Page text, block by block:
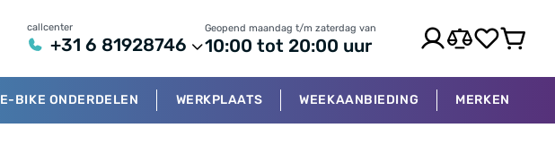
callcenter
+31 6 81928746
Geopend maandag t/m zaterdag van
10:00 tot 20:00 uur
E-BIKE ONDERDELEN WERKPLAATS WEEKAANBIEDING MERKEN